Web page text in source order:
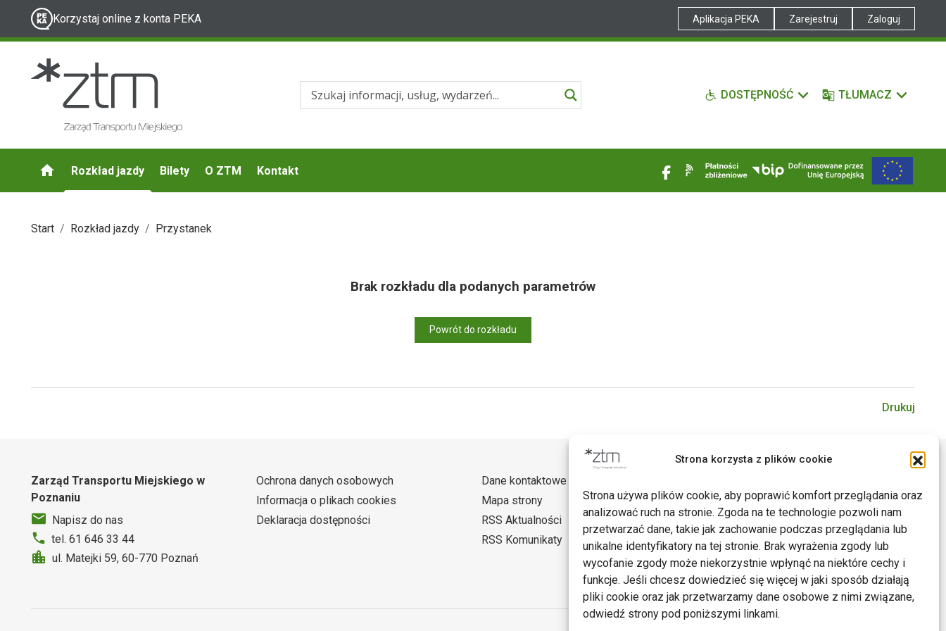
Strona korzysta z plików cookie
Strona używa plików cookie, aby poprawić komfort przeglądania oraz
analizować ruch na stronie. Zgoda na te technologie pozwoli nam
przetwarzać dane, takie jak zachowanie podczas przeglądania lub
unikalne identyfikatory na tej stronie. Brak wyrażenia zgody lub
wycofanie zgody może niekorzystnie wpłynąć na niektóre cechy i
funkcje. Jeśli chcesz dowiedzieć się więcej w jaki sposób działają
pliki cookie oraz jak przetwarzamy dane osobowe z nimi związane,
odwiedź strony pod poniższymi linkami.
Korzystaj online z konta PEKA Aplikacja PEKA Zarejestruj Zaloguj
DOSTĘPNOŚĆ TŁUMACZ
Rozkład jazdy Bilety O ZTM Kontakt
Start Rozkład jazdy Przystanek
Brak rozkładu dla podanych parametrów
Powrót do rozkładu
Drukuj
Zarząd Transportu Miejskiego w
Poznaniu
Napisz do nas
tel. 61 646 33 44
ul. Matejki 59, 60-770 Poznań
Ochrona danych osobowych
Informacja o plikach cookies
Deklaracja dostępności
Dane kontaktowe
Mapa strony
RSS Aktualności
RSS Komunikaty